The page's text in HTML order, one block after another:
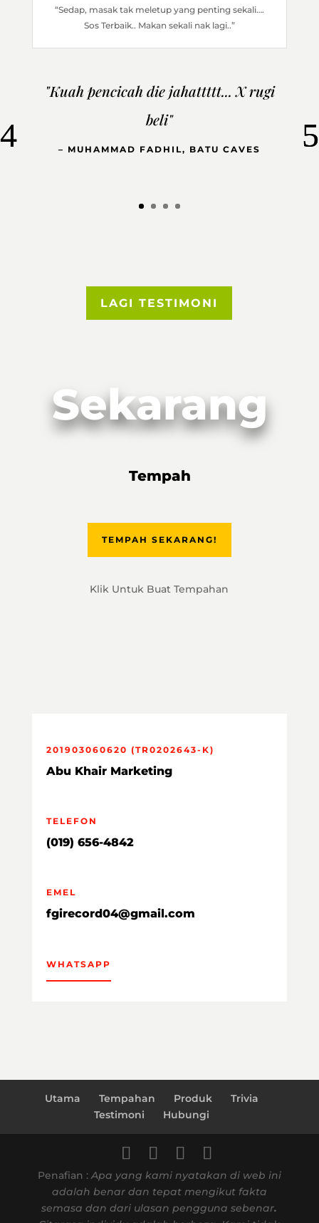
“Sedap, masak tak meletup yang penting sekali….
Sos Terbaik.. Makan sekali nak lagi..”
"Kuah pencicah die jahattttt... X rugi
beli"
– MUHAMMAD FADHIL, BATU CAVES
LAGI TESTIMONI
Tempah
Sekarang
TEMPAH SEKARANG!
Klik Untuk Buat Tempahan
201903060620 (TR0202643-K)
Abu Khair Marketing
TELEFON
(019) 656-4842
EMEL
fgirecord04@gmail.com
WHATSAPP
Utama Tempahan Produk
Trivia
Testimoni
Hubungi
Penafian :Apa yang kami nyatakan di web ini
adalah benar dan tepat mengikut fakta
semasa dan dari ulasan pengguna sebenar.